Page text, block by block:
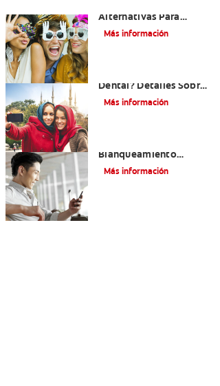
Alternativas Para
Mejorar Mi Sonrisa?
Más información
Dental? Detalles Sobre
Los Métodos Y Los
Más información
Blanqueamiento
Dental Y Carillas
Más información